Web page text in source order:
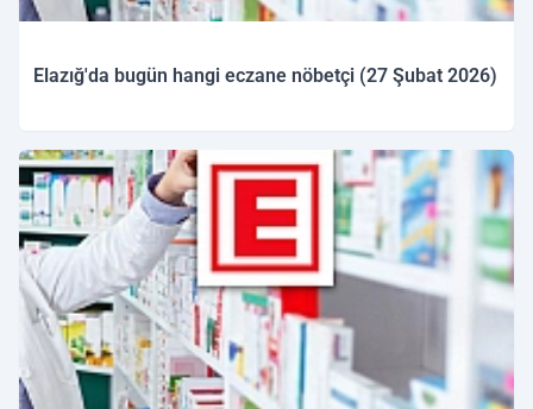
Elazığ'da bugün hangi eczane nöbetçi (27 Şubat 2026)